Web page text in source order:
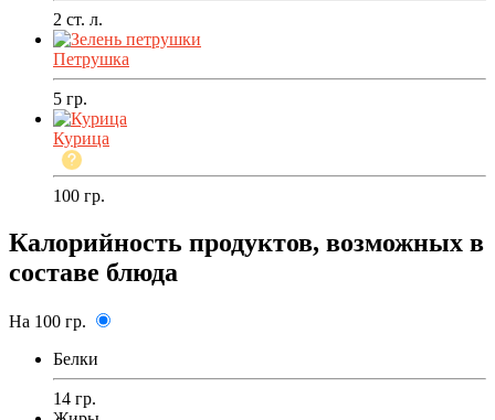
2 ст. л.
Петрушка
5 гр.
Курица
100 гр.
Калорийность продуктов, возможных в
составе блюда
На 100 гр.
Белки
14 гр.